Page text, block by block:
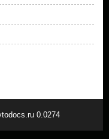
0.0274